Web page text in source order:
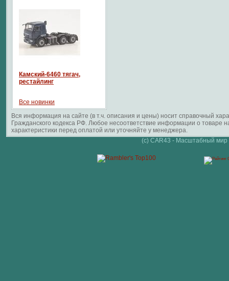
Камский-6460 тягач,
рестайлинг
Все новинки
Вся информация на сайте (в т.ч. описания и цены) носит справочный
Гражданского кодекса РФ. Любое несоответствие информации о
характеристики перед оплатой или уточняйте у менеджера.
(c) CAR43 - Масштабный мир